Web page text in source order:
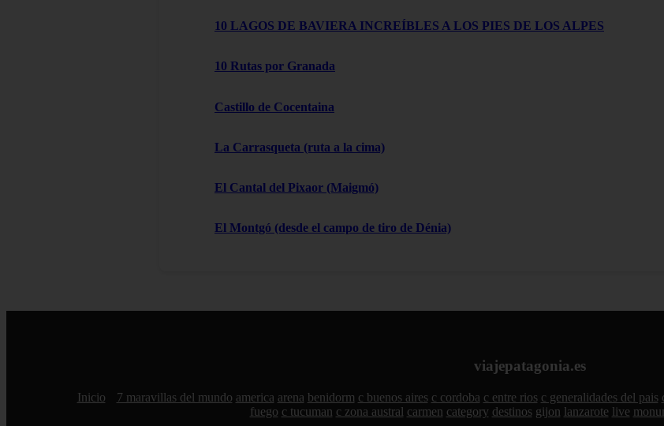
10 LAGOS DE BAVIERA INCREÍBLES A LOS PIES DE LOS ALPES
10 Rutas por Granada
Castillo de Cocentaina
La Carrasqueta (ruta a la cima)
El Cantal del Pixaor (Maigmó)
El Montgó (desde el campo de tiro de Dénia)
viajepatagonia.es
Inicio 7 maravillas del mundo america arena benidorm c buenos aires c cordoba c entre rios c generalidades del pais
fuego c tucuman c zona austral carmen category destinos gijon lanzarote live